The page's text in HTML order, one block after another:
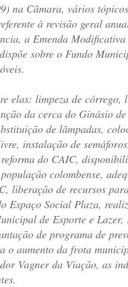
na Câmara, vários
à revisão geral
a Emenda
sobre o Fundo
elas: limpeza de
da cerca do Ginásio
de lâmpadas,
instalação de
do CAIC,
colombense,
liberação de recursos
Espaço Social Plaza,
de Esporte e Lazer,
de programa de
o aumento da frota
Vagner da Viação, as